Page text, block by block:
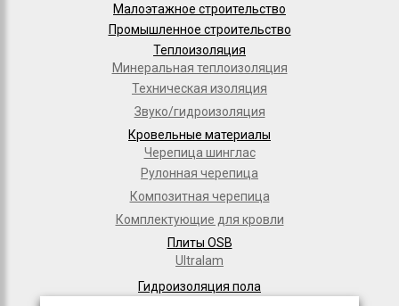
Малоэтажное строительство
Промышленное строительство
Теплоизоляция
Минеральная теплоизоляция
Техническая изоляция
Звуко/гидроизоляция
Кровельные материалы
Черепица шинглас
Рулонная черепица
Композитная черепица
Комплектующие для кровли
Плиты OSB
Ultralam
Гидроизоляция пола